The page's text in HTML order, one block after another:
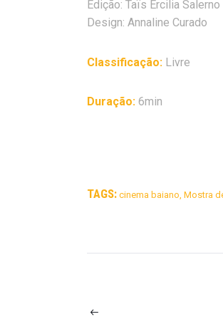
Edição: Taïs Ercilia
Design: Annaline Curado
Classificação: Livre
Duração: 6min
TAGS: cinema baiano, Mostra